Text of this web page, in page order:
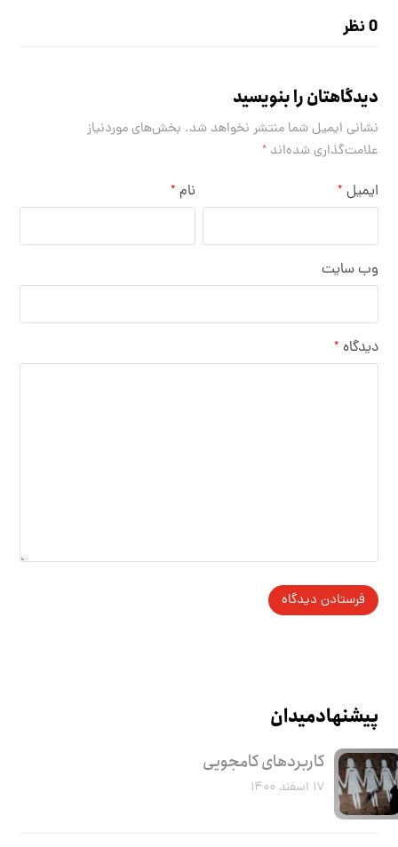
0 نظر
دیدگاهتان را بنویسید
نشانی ایمیل شما منتشر نخواهد شد. بخش‌های موردنیاز
علامت‌گذاری شده‌اند*
نام * ایمیل *
وب‌ سایت
دیدگاه *
پیشنهاد میدان
کاربرد‌های کامجویی
۱۷ اسفند ۱۴۰۰